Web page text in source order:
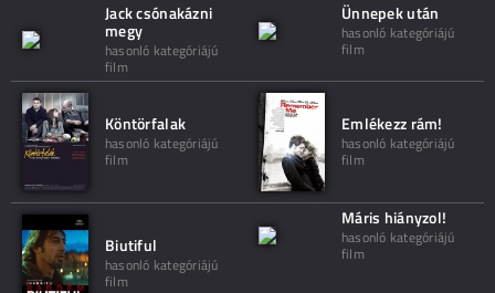
Jack csónakázni
megy
hasonló kategóriájú
film
Ünnepek után
hasonló kategóriájú
film
Köntörfalak
hasonló kategóriájú
film
Emlékezz rám!
hasonló kategóriájú
film
Biutiful
hasonló kategóriájú
film
Máris hiányzol!
hasonló kategóriájú
film